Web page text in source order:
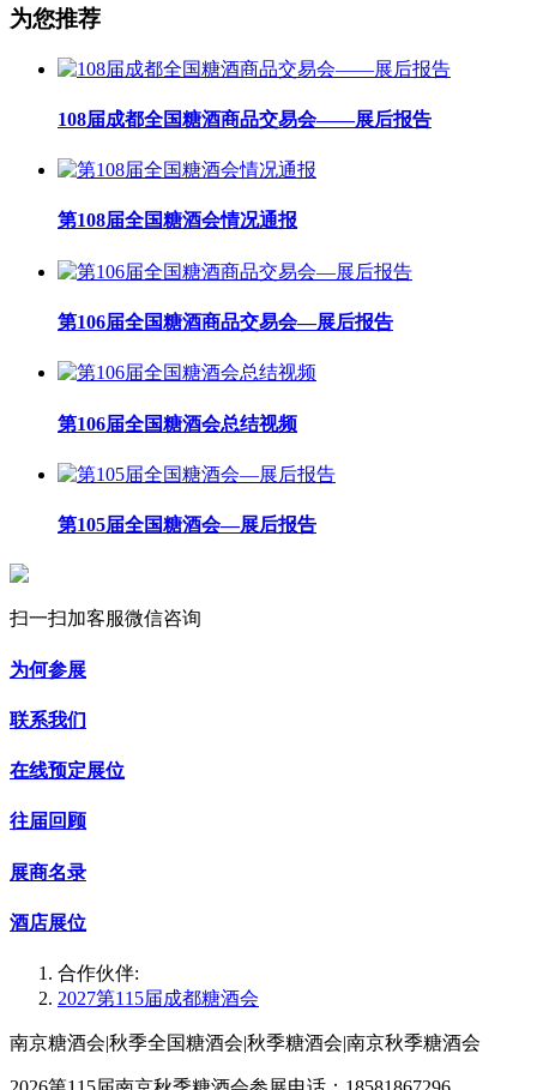
为您推荐
108届成都全国糖酒商品交易会——展后报告
第108届全国糖酒会情况通报
第106届全国糖酒商品交易会—展后报告
第106届全国糖酒会总结视频
第105届全国糖酒会—展后报告
扫一扫加客服微信咨询
为何参展
联系我们
在线预定展位
往届回顾
展商名录
酒店展位
合作伙伴:
2027第115届成都糖酒会
南京糖酒会|秋季全国糖酒会|秋季糖酒会|南京秋季糖酒会